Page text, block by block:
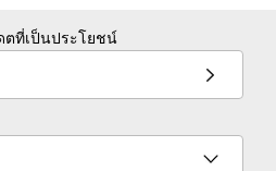
ตที่เป็นประโยชน์